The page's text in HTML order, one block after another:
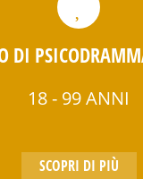
DI
18 - 99 ANNI
SCOPRI DI PIÙ